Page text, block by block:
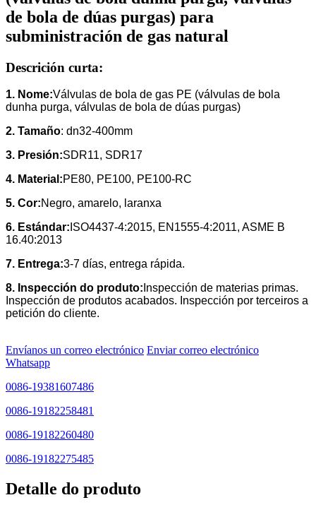
de bola de dúas purgas) para
subministración de gas natural
Descrición curta:
1. Nome:Válvulas de bola de gas PE (válvulas de bola
dunha purga, válvulas de bola de dúas purgas)
2. Tamaño: dn32-400mm
3. Presión:SDR11, SDR17
4. Material:PE80, PE100, PE100-RC
5. Cor:Negro, amarelo, laranxa
6. Estándar: ISO4437-4:2015, EN1555-4:2011, ASME B
16.40:2013
7. Entrega:3-7 días, entrega rápida.
8. Inspección do produto: Inspección de materias primas.
Inspección de produtos acabados. Inspección por terceiros a
petición do cliente.
Envíanos un correo electrónico Enviar correo electrónico
Whatsapp
0086-19381607486
0086-19182258481
0086-19182260480
0086-19182275485
Detalle do produto